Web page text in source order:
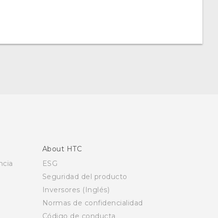
About HTC
ESG
Seguridad del producto
Inversores (Inglés)
Normas de confidencialidad
Código de conducta